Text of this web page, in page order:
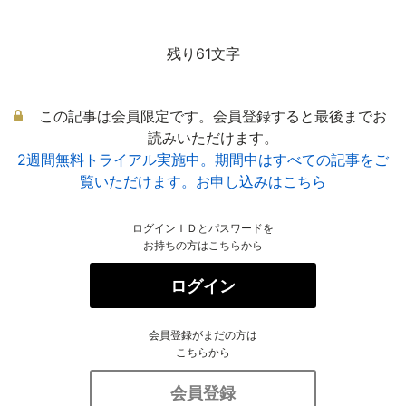
残り61文字
この記事は会員限定です。会員登録すると最後までお
読みいただけます。
2週間無料トライアル実施中。期間中はすべての記事をご
覧いただけます。お申し込みはこちら
ログインＩＤとパスワードを
お持ちの方はこちらから
ログイン
会員登録がまだの方は
こちらから
会員登録